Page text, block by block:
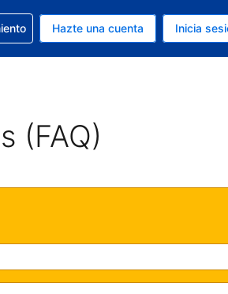
Dólar de EEUU
idioma actual es Español
la reservaHazte una cuenta Inicia
(FAQ)